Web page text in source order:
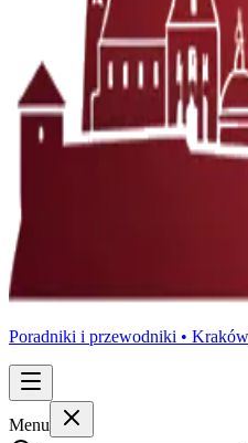
Poradniki i przewodniki • Kraków
Menu